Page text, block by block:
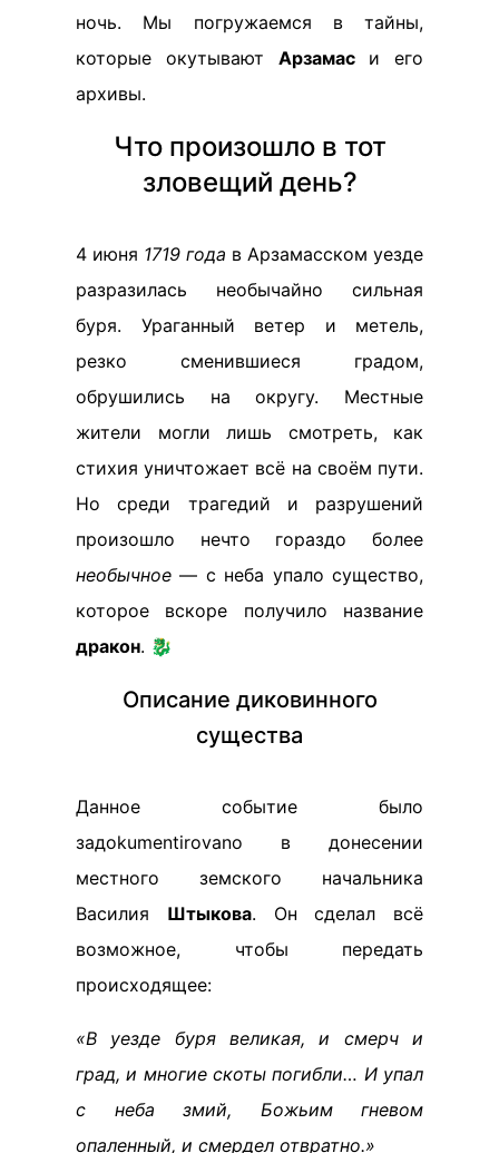
ночь. Мы погружаемся в тайны,
которые окутывают Арзамаси его
архивы.
Что произошло в тот
зловещий день?
4 июня 1719 года в Арзамасском уезде
разразилась необычайно сильная
буря. Ураганный ветер и метель,
резко сменившиеся градом,
обрушились на округу. Местные
жители могли лишь смотреть, как
стихия уничтожает всё на своём пути.
Но среди трагедий и разрушений
произошло нечто гораздо более
необычное — с неба упало существо,
которое вскоре получило название
дракон. 🐉
Описание диковинного
существа
Данное событие было
задokumentirovano в донесении
местного земского начальника
Василия Штыкова. Он сделал всё
возможное, чтобы передать
происходящее:
«В уезде буря великая, и смерч и
град, и многие скоты погибли… И упал
с неба змий, Божьим гневом
опаленный, и смердел отвратно.»